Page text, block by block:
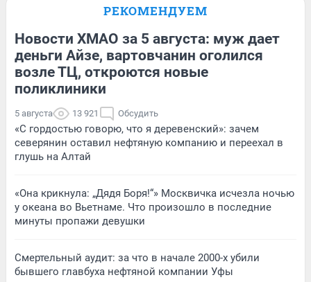
РЕКОМЕНДУЕМ
Новости ХМАО за 5 августа: муж дает
деньги Айзе, вартовчанин оголился
возле ТЦ, откроются новые
поликлиники
5 августа 13 921 Обсудить
«С гордостью говорю, что я деревенский»: зачем
северянин оставил нефтяную компанию и переехал в
глушь на Алтай
«Она крикнула: „Дядя Боря!“» Москвичка исчезла ночью
у океана во Вьетнаме. Что произошло в последние
минуты пропажи девушки
Смертельный аудит: за что в начале 2000-х убили
бывшего главбуха нефтяной компании Уфы